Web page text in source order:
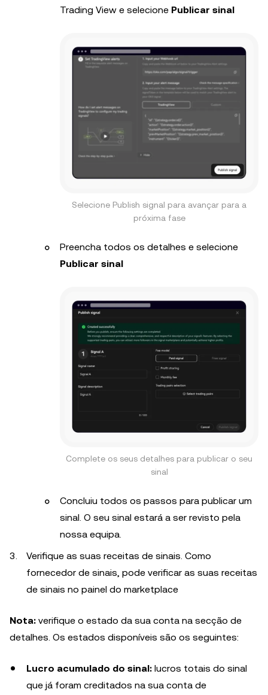
Trading View e selecione Publicar sinal
Selecione Publish signal para avançar para a
próxima fase
Preencha todos os detalhes e selecione
Publicar sinal
Complete os seus detalhes para publicar o seu
sinal
Concluiu todos os passos para publicar um
sinal. O seu sinal estará a ser revisto pela
nossa equipa.
Verifique as suas receitas de sinais. Como
fornecedor de sinais, pode verificar as suas receitas
de sinais no painel do marketplace
Nota: verifique o estado da sua conta na secção de
detalhes. Os estados disponíveis são os seguintes:
Lucro acumulado do sinal: lucros totais do sinal
que já foram creditados na sua conta de